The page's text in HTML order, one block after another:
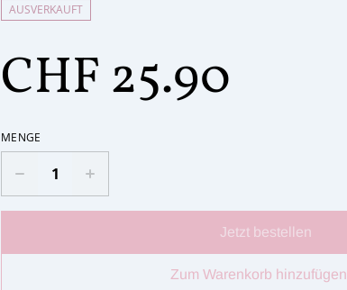
AUSVERKAUFT
CHF 25.90
MENGE
Jetzt bestellen
Zum Warenkorb hinzufügen